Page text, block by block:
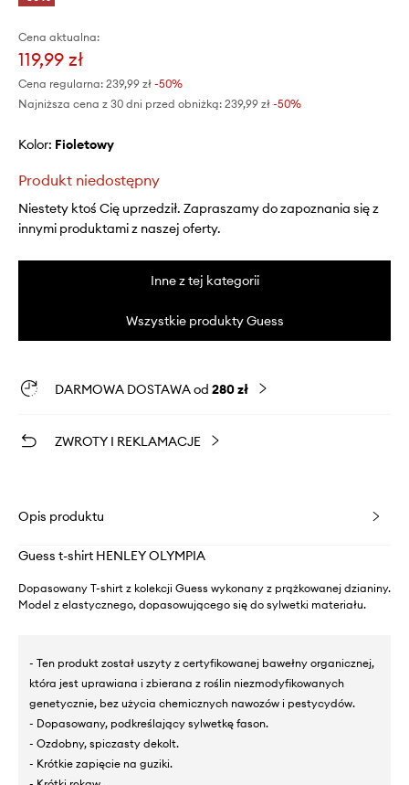
Cena aktualna:
119,99 zł
Cena regularna: 239,99 zł -50%
Najniższa cena z 30 dni przed obniżką: 239,99 zł -50%
Kolor: fioletowy
Produkt niedostępny
Niestety ktoś Cię uprzedził. Zapraszamy do zapoznania się z
innymi produktami z naszej oferty.
Inne z tej kategorii
Wszystkie produkty Guess
DARMOWA DOSTAWA od 280 zł
ZWROTY I REKLAMACJE
Opis produktu
Guess t-shirt HENLEY OLYMPIA
Dopasowany T-shirt z kolekcji Guess wykonany z prążkowanej dzianiny.
Model z elastycznego, dopasowującego się do sylwetki materiału.
- Ten produkt został uszyty z certyfikowanej bawełny organicznej,
która jest uprawiana i zbierana z roślin niezmodyfikowanych
genetycznie, bez użycia chemicznych nawozów i pestycydów.
- Dopasowany, podkreślający sylwetkę fason.
- Ozdobny, spiczasty dekolt.
- Krótkie zapięcie na guziki.